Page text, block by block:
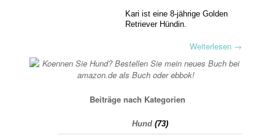
Kari ist eine 8-jährige Golden
Retriever Hündin.
Weiterlesen →
Beiträge nach Kategorien
Hund(73)